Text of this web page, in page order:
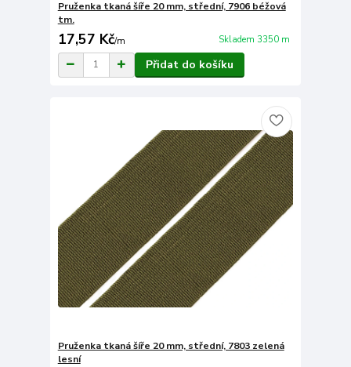
Pruženka tkaná šíře 20 mm, střední, 7906 béžová
tm.
17,57 Kč/m Skladem 3350 m
Přidat do košíku
Pruženka tkaná šíře 20 mm, střední, 7803 zelená
lesní